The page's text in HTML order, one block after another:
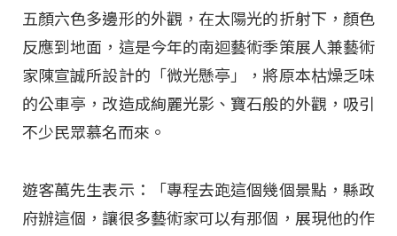
五顏六色多邊形的外觀，在太陽光的折射下，顏色
反應到地面，這是今年的南迴藝術季策展人兼藝術
家陳宣誠所設計的「微光懸亭」，將原本枯燥乏味
的公車亭，改造成絢麗光影、寶石般的外觀，吸引
不少民眾慕名而來。
遊客萬先生表示：「專程去跑這個幾個景點，縣政
府辦這個，讓很多藝術家可以有那個，展現他的作